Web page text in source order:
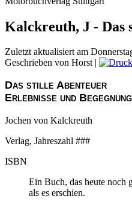
Kalckreuth, J - Das
Zuletzt aktualisiert am
Geschrieben von Horst|
Das stille Abenteuer
Erlebnisse und
Jochen von Kalckreuth
Verlag, Jahreszahl ###
ISBN
Ein Buch, das heute noch
als es erschien.